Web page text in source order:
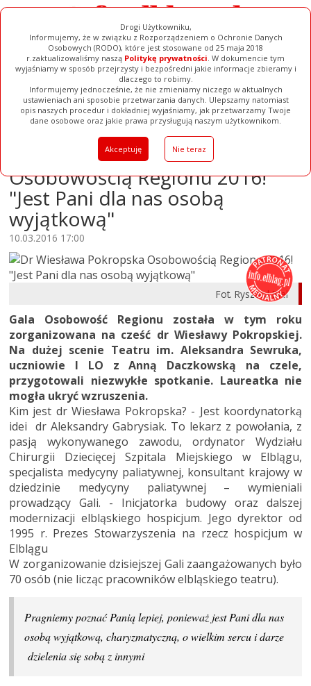
Drogi Użytkowniku,
Informujemy, że w związku z Rozporządzeniem o Ochronie Danych
Osobowych (RODO), które jest stosowane od 25 maja 2018
r.zaktualizowaliśmy naszą Politykę prywatności. W dokumencie tym
wyjaśniamy w sposób przejrzysty i bezpośredni jakie informacje zbieramy i
dlaczego to robimy.
Informujemy jednocześnie, że nie zmieniamy niczego w aktualnych
ustawieniach ani sposobie przetwarzania danych. Ulepszamy natomiast
opis naszych procedur i dokładniej wyjaśniamy, jak przetwarzamy Twoje
dane osobowe oraz jakie prawa przysługują naszym użytkownikom.
Akceptuję Nie teraz
Ogłoszenia
Filmy Galerie
Baza Firm
Pełna Wersja
Dr Wiesława Pokropska
Osobowością Regionu 2016!
"Jest Pani dla nas osobą
wyjątkową"
10.03.2016 17:00
Fot. Ryszard Biel
Gala Osobowość Regionu została w tym roku
zorganizowana na cześć dr Wiesławy Pokropskiej.
Na dużej scenie Teatru im. Aleksandra Sewruka,
uczniowie I LO z Anną Daczkowską na czele,
przygotowali niezwykłe spotkanie. Laureatka nie
mogła ukryć wzruszenia.
Kim jest dr Wiesława Pokropska? - Jest koordynatorką
idei dr Aleksandry Gabrysiak. To lekarz z powołania, z
pasją wykonywanego zawodu, ordynator Wydziału
Chirurgii Dziecięcej Szpitala Miejskiego w Elblągu,
specjalista medycyny paliatywnej, konsultant krajowy w
dziedzinie medycyny paliatywnej – wymieniali
prowadzący Gali. - Inicjatorka budowy oraz dalszej
modernizacji elbląskiego hospicjum. Jego dyrektor od
1995 r. Prezes Stowarzyszenia na rzecz hospicjum w
Elblągu
W zorganizowanie dzisiejszej Gali zaangażowanych było
70 osób (nie licząc pracowników elbląskiego teatru).
Pragniemy poznać Panią lepiej, ponieważ jest Pani dla nas
osobą wyjątkową, charyzmatyczną, o wielkim sercu i darze
dzielenia się sobą z innymi